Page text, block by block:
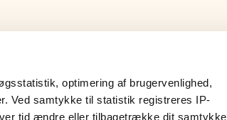
optimering af brugervenlighed,
Ved samtykke til statistik registreres IP-
tid ændre eller tilbagetrække dit samtykke